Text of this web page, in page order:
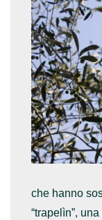
che hanno
“trapelìn”,